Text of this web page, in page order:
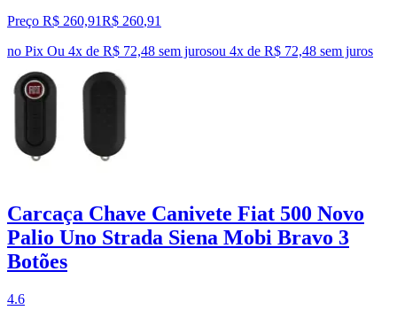
Preço R$ 260,91R$ 260,91
no Pix Ou 4x de R$ 72,48 sem jurosou 4x de R$ 72,48 sem juros
Carcaça Chave Canivete Fiat 500 Novo
Palio Uno Strada Siena Mobi Bravo 3
Botões
4.6